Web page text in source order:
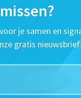
je samen en
gratis nieuwsbrief: